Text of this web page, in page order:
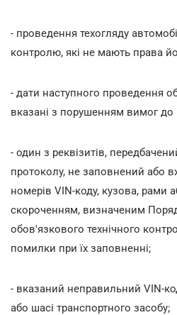
- проведення техогляду
контролю, які не мають права
- дати наступного проведення
вказані з порушенням вимог до
- один з реквізитів,
протоколу, не заповнений або
номерів VIN-коду, кузова, рами
скороченням, визначеним
обов'язкового технічного
помилки при їх заповненні;
- вказаний неправильний VIN-
або шасі транспортного засобу;